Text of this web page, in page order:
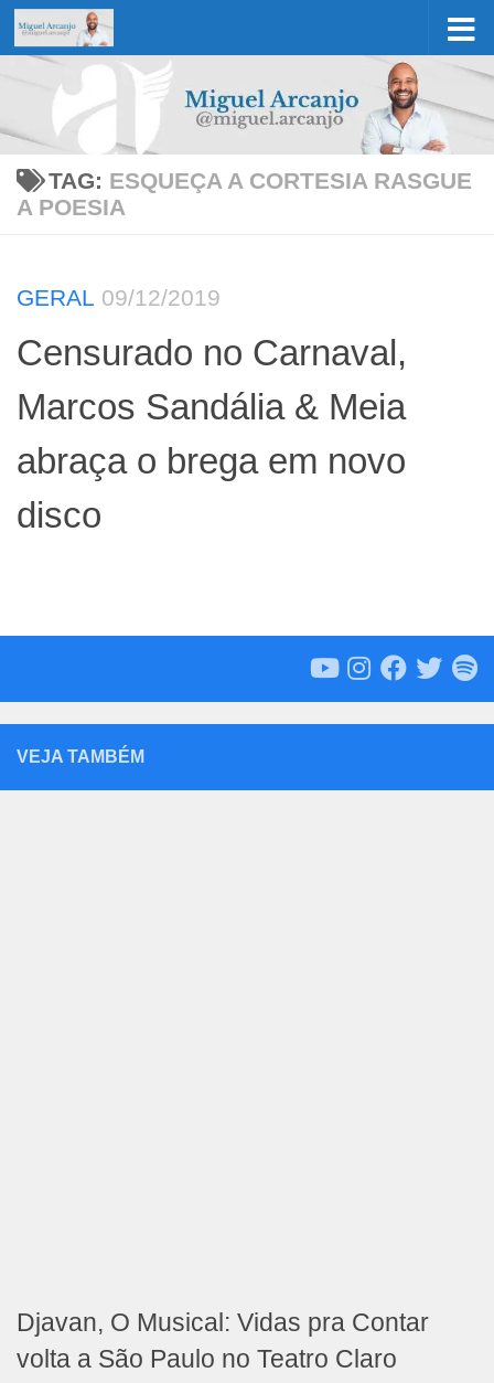
Skip to content
TAG: ESQUEÇA A CORTESIA RASGUE
A POESIA
GERAL 09/12/2019
Censurado no Carnaval,
Marcos Sandália & Meia
abraça o brega em novo
disco
VEJA TAMBÉM
Djavan, O Musical: Vidas pra Contar
volta a São Paulo no Teatro Claro